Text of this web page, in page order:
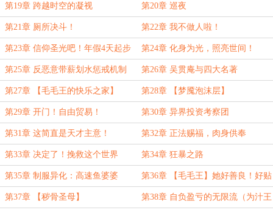
第19章 跨越时空的凝视 第20章 巡夜
第21章 厕所决斗！ 第22章 我不做人啦！
第23章 信仰圣光吧！年假4天起步 第24章 化身为光，照亮世间！
第25章 反恶意带薪划水惩戒机制 第26章 吴贯庵与四大名著
第27章 【毛毛王的快乐之家】 第28章 【梦魇泡沫层】
第29章 开门！自由贸易！ 第30章 异界投资考察团
第31章 这简直是天才主意！ 第32章 正法赐福，肉身供奉
第33章 决定了！挽救这个世界 第34章 狂暴之路
第35章 制服异化：高速鱼婆婆 第36章 【毛毛王】她好善良！好贴
心！
第37章 【秽骨圣母】 第38章 自负盈亏的无限流（为汁王